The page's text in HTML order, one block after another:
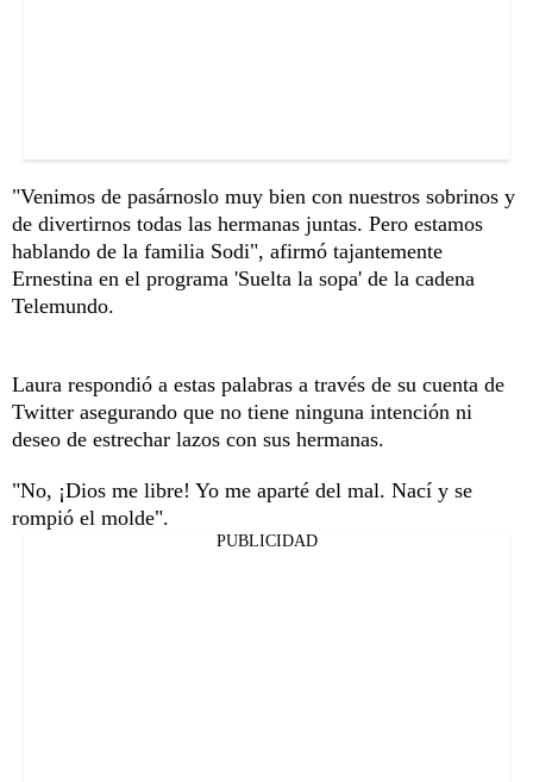
"Venimos de pasárnoslo muy bien con nuestros sobrinos y
de divertirnos todas las hermanas juntas. Pero estamos
hablando de la familia Sodi", afirmó tajantemente
Ernestina en el programa 'Suelta la sopa' de la cadena
Telemundo.
Laura respondió a estas palabras a través de su cuenta de
Twitter asegurando que no tiene ninguna intención ni
deseo de estrechar lazos con sus hermanas.
"No, ¡Dios me libre! Yo me aparté del mal. Nací y se
rompió el molde".
PUBLICIDAD